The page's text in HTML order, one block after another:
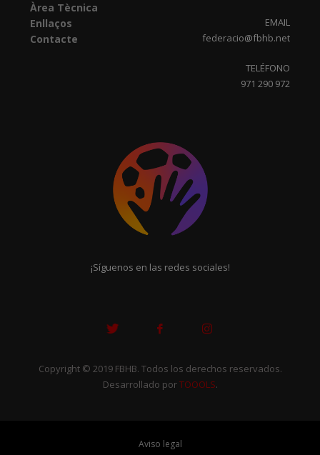
Àrea Tècnica
Enllaços
Contacte
EMAIL
federacio@fbhb.net
TELÉFONO
971 290 972
¡Síguenos en las redes sociales!
Copyright © 2019 FBHB. Todos los derechos reservados.
Desarrollado porTOOOLS.
Aviso legal